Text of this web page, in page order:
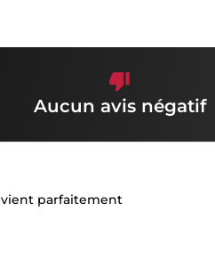
Aucun avis négatif
parfaitement